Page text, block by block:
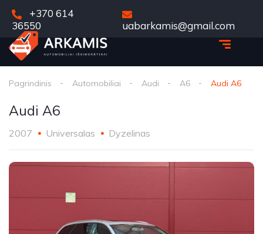
+370 614
36550
uabarkamis@gmail.com
Pagrindinis Automobiliai Audi A6 Audi A6
Audi A6
2007 Universalas Dyzelinas